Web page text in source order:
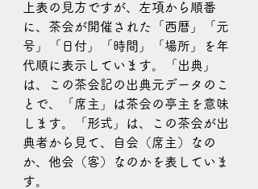
上表の見方ですが、左項から順番
に、茶会が開催された「西暦」「元
号」「日付」「時間」「場所」を年
代順に表示しています。「出典」
は、この茶会記の出典元データのこ
とで、「席主」は茶会の亭主を意味
します。「形式」は、この茶会が出
典者から見て、自会（席主）なの
か、他会（客）なのかを表していま
す。